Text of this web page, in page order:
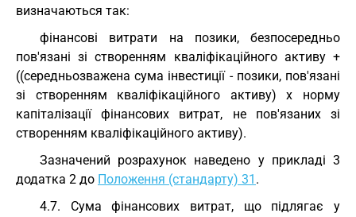
визначаються так:
фінансові витрати на позики, безпосередньо
пов'язані зі створенням кваліфікаційного активу +
((середньозважена сума інвестиції - позики, пов'язані
зі створенням кваліфікаційного активу) х норму
капіталізації фінансових витрат, не пов'язаних зі
створенням кваліфікаційного активу).
Зазначений розрахунок наведено у прикладі 3
додатка 2 до Положення (стандарту) 31 .
4.7. Сума фінансових витрат, що підлягає у